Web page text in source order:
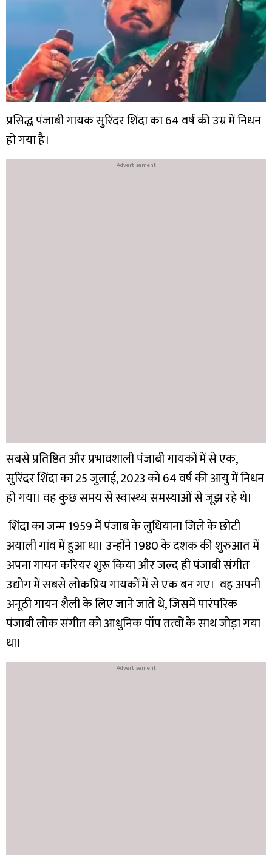
प्रसिद्ध पंजाबी गायक सुरिंदर शिंदा का 64 वर्ष की उम्र में निधन
हो गया है।
सबसे प्रतिष्ठित और प्रभावशाली पंजाबी गायकों में से एक,
सुरिंदर शिंदा का 25 जुलाई, 2023 को 64 वर्ष की आयु में निधन
हो गया। वह कुछ समय से स्वास्थ्य समस्याओं से जूझ रहे थे।
शिंदा का जन्म 1959 में पंजाब के लुधियाना जिले के छोटी
अयाली गांव में हुआ था। उन्होंने 1980 के दशक की शुरुआत में
अपना गायन करियर शुरू किया और जल्द ही पंजाबी संगीत
उद्योग में सबसे लोकप्रिय गायकों में से एक बन गए। वह अपनी
अनूठी गायन शैली के लिए जाने जाते थे, जिसमें पारंपरिक
पंजाबी लोक संगीत को आधुनिक पॉप तत्वों के साथ जोड़ा गया
था।